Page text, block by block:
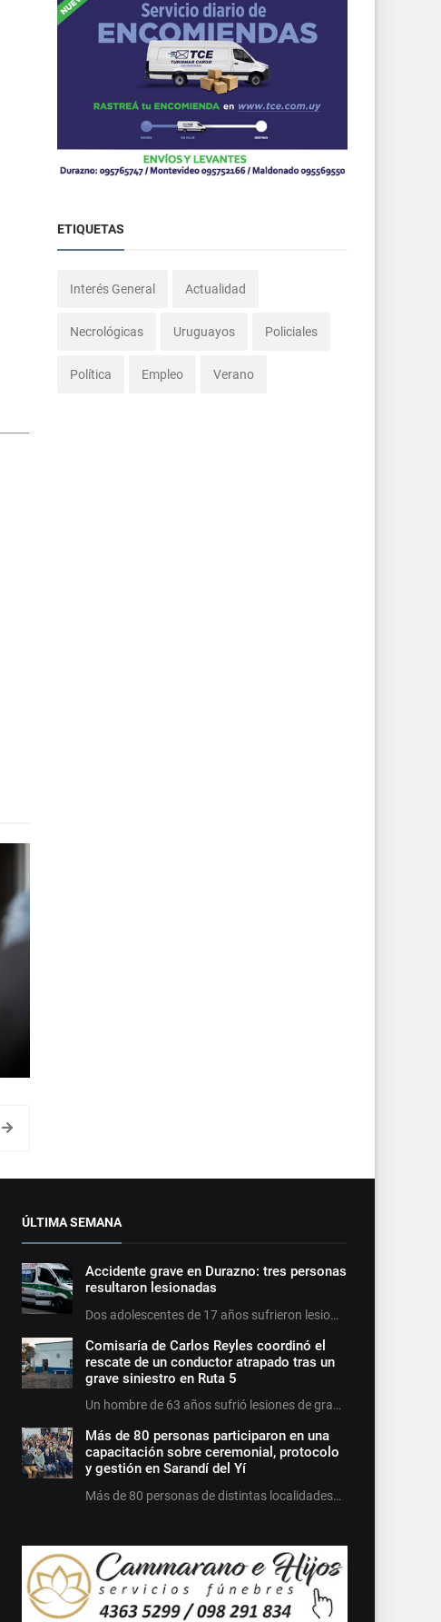
ETIQUETAS
Interés General Actualidad
Necrológicas Uruguayos Policiales
Política Empleo Verano
ÚLTIMA SEMANA
Accidente grave en Durazno: tres personas
resultaron lesionadas
Dos adolescentes de 17 años sufrieron lesio…
Comisaría de Carlos Reyles coordinó el
rescate de un conductor atrapado tras un
grave siniestro en Ruta 5
Un hombre de 63 años sufrió lesiones de gra…
Más de 80 personas participaron en una
capacitación sobre ceremonial, protocolo
y gestión en Sarandí del Yí
Más de 80 personas de distintas localidades…